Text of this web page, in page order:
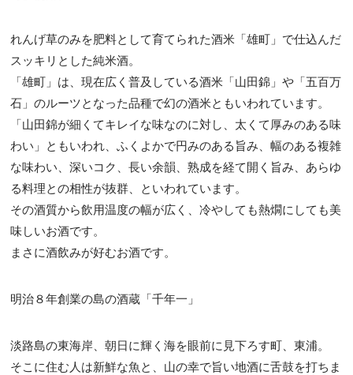
れんげ草のみを肥料として育てられた酒米「雄町」で仕込んだ
スッキリとした純米酒。
「雄町」は、現在広く普及している酒米「山田錦」や「五百万
石」のルーツとなった品種で幻の酒米ともいわれています。
「山田錦が細くてキレイな味なのに対し、太くて厚みのある味
わい」ともいわれ、ふくよかで円みのある旨み、幅のある複雑
な味わい、深いコク、長い余韻、熟成を経て開く旨み、あらゆ
る料理との相性が抜群、といわれています。
その酒質から飲用温度の幅が広く、冷やしても熱燗にしても美
味しいお酒です。
まさに酒飲みが好むお酒です。
明治８年創業の島の酒蔵「千年一」
淡路島の東海岸、朝日に輝く海を眼前に見下ろす町、東浦。
そこに住む人は新鮮な魚と、山の幸で旨い地酒に舌鼓を打ちま